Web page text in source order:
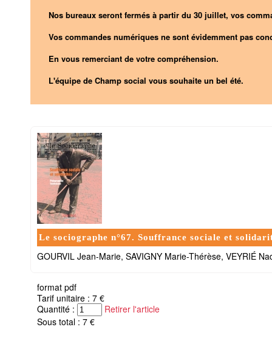
Nos bureaux seront fermés à partir du 30 juillet, vos
Vos commandes numériques ne sont évidemment pas
En vous remerciant de votre compréhension.
L'équipe de Champ social vous souhaite un bel été.
Le sociographe n°67. Souffrance sociale et
GOURVIL Jean-Marie, SAVIGNY Marie-Thérèse, VEYRIÉ
format pdf
Tarif unitaire : 7 €
Quantité :
Retirer l'article
Sous total : 7 €